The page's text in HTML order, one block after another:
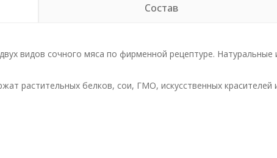
Состав
видов сочного мяса по фирменной рецептуре.
растительных белков, сои, ГМО, искусственных красителей